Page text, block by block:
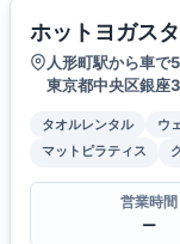
ホットヨガス
人形町駅から車で
東京都中央区銀座
タオルレンタル ウ
マットピラティス
営業時間
ー